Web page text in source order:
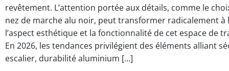
revêtement. L’attention portée aux détails, comme le
nez de marche alu noir, peut transformer radicalement à
l’aspect esthétique et la fonctionnalité de cet espace de
En 2026, les tendances privilégient des éléments alliant
escalier, durabilité aluminium […]